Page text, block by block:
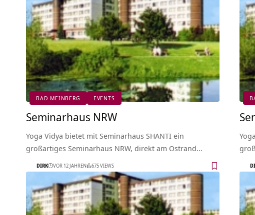
BAD MEINBERG EVENTS
Seminarhaus NRW
Yoga Vidya bietet mit Seminarhaus SHANTI ein
großartiges Seminarhaus NRW, direkt am Ostrand…
DIRK VOR 12 JAHREN 675 VIEWS